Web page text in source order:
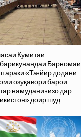
Кумитаи
Барномаи
«Тағйир додани
озуқаворӣ барои
намудани ғизо дар
доир шуд